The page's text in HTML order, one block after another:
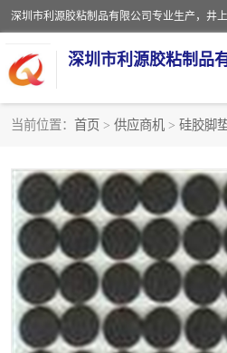
深圳市利源胶粘制品
当前位置： 首页 > 供应商机 > 硅胶脚
PORON泡棉
EVA珍珠棉异形
佛橡胶泡棉